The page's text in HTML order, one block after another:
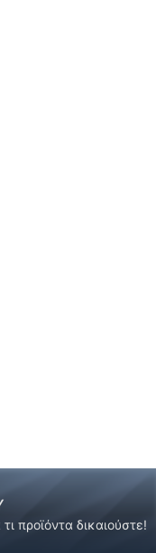
προϊόντα δικαιούστε!